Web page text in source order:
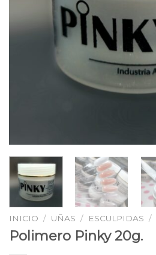
INICIO / UÑAS / ESCULPIDAS /
Polimero Pinky 20g.